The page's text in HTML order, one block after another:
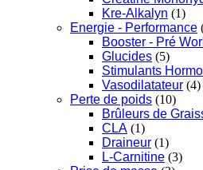
Kre-Alkalyn (1)
Energie - Performance
Booster - Pré
Glucides (5)
Stimulants
Vasodilatateur (4)
Perte de poids (10)
Brûleurs de
CLA (1)
Draineur (1)
L-Carnitine (3)